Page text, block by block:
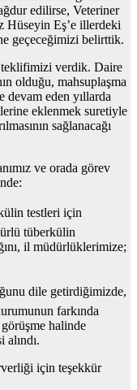
edilirse, Veteriner
Hüseyin Eş’e illerdeki
geçeceğimizi belirttik.
teklifimizi verdik. Daire
olduğu, mahsuplaşma
devam eden yıllarda
eklenmek suretiyle
sağlanacağı
ve orada görev
testleri için
tüberkülin
il müdürlüklerimize;
dile getirdiğimizde,
farkında
halinde
alındı.
için teşekkür